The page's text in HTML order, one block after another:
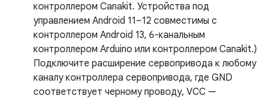
контроллером Canakit. Устройства под
управлением Android 11–12 совместимы с
контроллером Android 13, 6-канальным
контроллером Arduino или контроллером Canakit.)
Подключите расширение сервопривода к любому
каналу контроллера сервопривода, где GND
соответствует черному проводу, VCC —